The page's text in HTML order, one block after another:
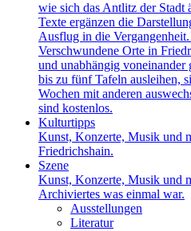
wie sich das Antlitz der Stadt
Texte ergänzen die
Ausflug in die
Verschwundene Orte in
und unabhängig voneinander
bis zu fünf Tafeln ausleihen,
Wochen mit anderen
sind kostenlos.
Kulturtipps
Kunst, Konzerte, Musik und
Friedrichshain.
Szene
Kunst, Konzerte, Musik und
Archiviertes was einmal war.
Ausstellungen
Literatur